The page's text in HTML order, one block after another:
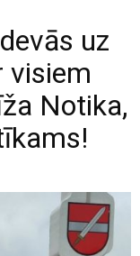
uz
visiem
Notika,